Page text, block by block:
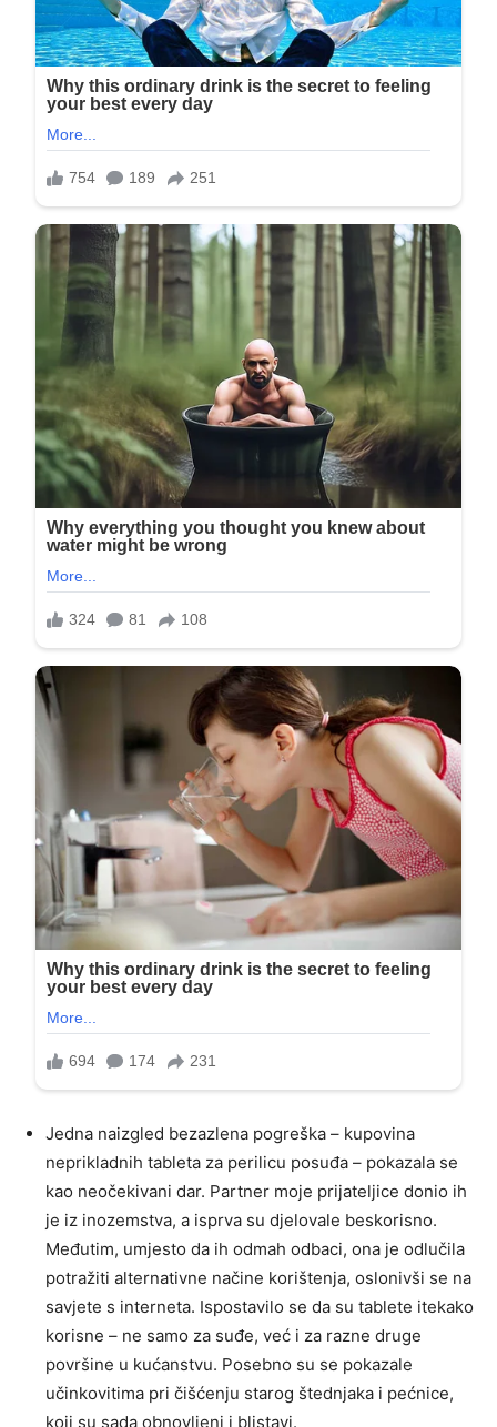
Jedna naizgled bezazlena pogreška – kupovina
neprikladnih tableta za perilicu posuđa – pokazala se
kao neočekivani dar. Partner moje prijateljice donio ih
je iz inozemstva, a isprva su djelovale beskorisno.
Međutim, umjesto da ih odmah odbaci, ona je odlučila
potražiti alternativne načine korištenja, oslonivši se na
savjete s interneta. Ispostavilo se da su tablete itekako
korisne – ne samo za suđe, već i za razne druge
površine u kućanstvu. Posebno su se pokazale
učinkovitima pri čišćenju starog štednjaka i pećnice,
koji su sada obnovljeni i blistavi.